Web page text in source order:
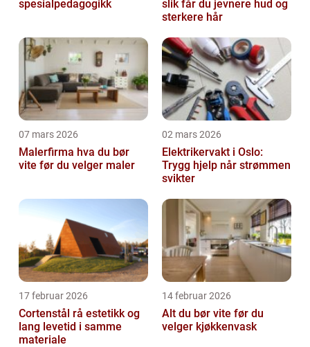
spesialpedagogikk
slik får du jevnere hud og
sterkere hår
07 mars 2026
Malerfirma hva du bør
vite før du velger maler
02 mars 2026
Elektrikervakt i Oslo:
Trygg hjelp når strømmen
svikter
17 februar 2026
Cortenstål rå estetikk og
lang levetid i samme
materiale
14 februar 2026
Alt du bør vite før du
velger kjøkkenvask